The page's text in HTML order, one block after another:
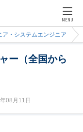
MENU
ア・システムエンジニア
ー（全国から
08月11日